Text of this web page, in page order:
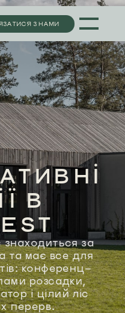
З НАМИ
В
знаходиться за
та має все для
конференц-
розсадки,
і цілий ліс
перерв.